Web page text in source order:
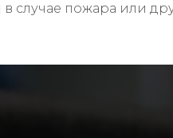
в случае пожара или